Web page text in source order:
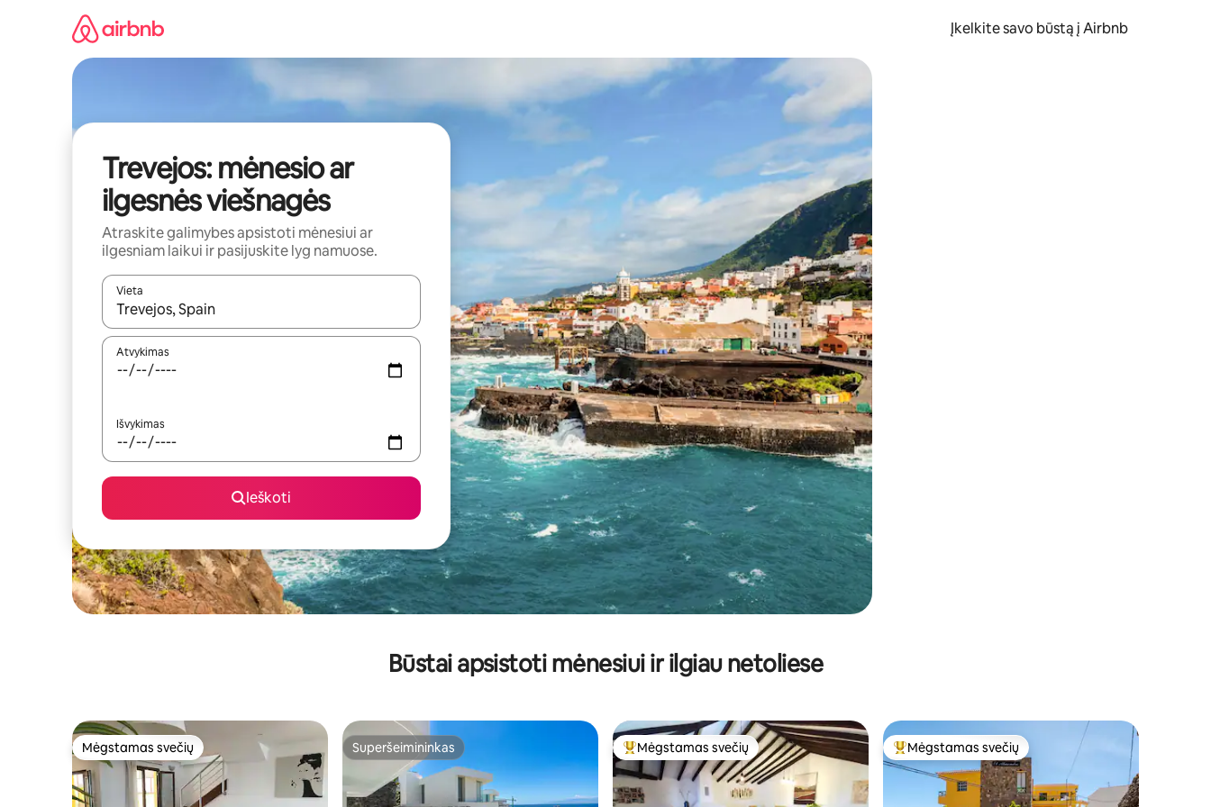
Įkelkite savo būstą į Airbnb
Trevejos: mėnesio ar
ilgesnės viešnagės
Atraskite galimybes apsistoti mėnesiui ar
ilgesniam laikui ir pasijuskite lyg namuose.
Vieta
Kai pasirodys paieškos rezultatai, juos naršyti galite naudodami rodykles aukštyn ir žemyn arba liesdami ir braukdami per ekraną.
Atvykimas
Išvykimas
Ieškoti
Būstai apsistoti mėnesiui ir ilgiau netoliese
Mėgstamas svečių
Mėgstamas svečių Superšeimininkas
Superšeimininkas Svečių mėgstamiausias
Mėgstamas svečių Svečių mėgstamiausias
Mėgstamas svečių